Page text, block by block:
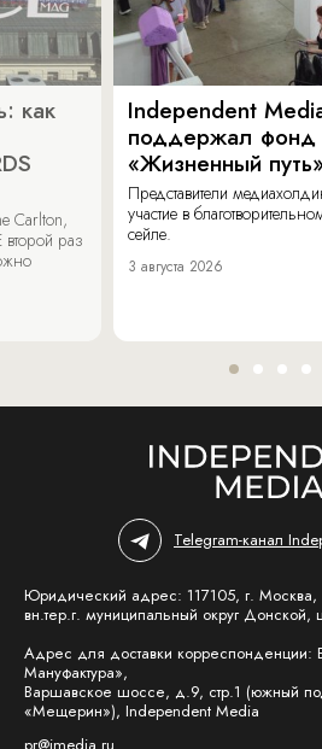
как
Carlton,
раз
Independent
поддержал фонд
«Жизненный путь»
Представители
участие в
сейле.
3 августа 2026
Telegram-канал
Юридический адрес: 117105, г. Москва,
вн.тер.г. муниципальный округ
Адрес для доставки корреспонденции:
Мануфактура»,
Варшавское шоссе, д.9, стр.1 (южный
«Мещерин»), Independent Media